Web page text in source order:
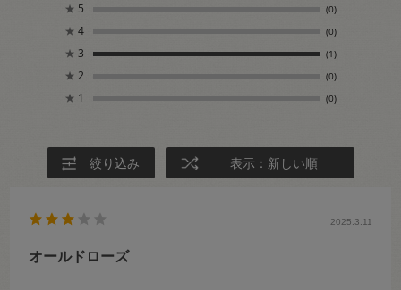
★ 5 (0)
★ 4 (0)
★ 3 (1)
★ 2 (0)
★ 1 (0)
絞り込み 表示：新しい順
2025.3.11
オールドローズ